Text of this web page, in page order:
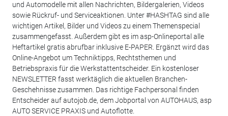
und Automodelle mit allen Nachrichten, Bildergalerien, Videos
sowie Rückruf- und Serviceaktionen. Unter #HASHTAG sind alle
wichtigen Artikel, Bilder und Videos zu einem Themenspecial
zusammengefasst. Außerdem gibt es im asp-Onlineportal alle
Heftartikel gratis abrufbar inklusive E-PAPER. Ergänzt wird das
Online-Angebot um Techniktipps, Rechtsthemen und
Betriebspraxis für die Werkstattentscheider. Ein kostenloser
NEWSLETTER fasst werktäglich die aktuellen Branchen-
Geschehnisse zusammen. Das richtige Fachpersonal finden
Entscheider auf autojob.de, dem Jobportal von AUTOHAUS, asp
AUTO SERVICE PRAXIS und Autoflotte.